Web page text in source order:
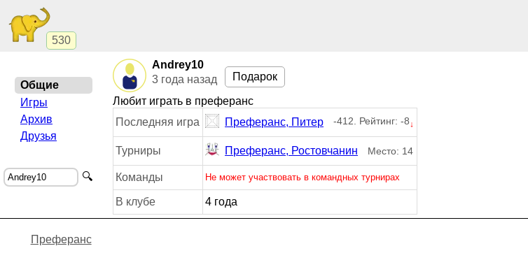
530
Andrey10
3 года назад
Подарок
Любит играть в преферанс
Последняя игра
Преферанс, Питер -412. Рейтинг: -8↓
Турниры Преферанс, Ростовчанин Место: 14
Команды Не может участвовать в командных турнирах
В клубе 4 года
Общие
Игры
Архив
Друзья
🔍
Преферанс